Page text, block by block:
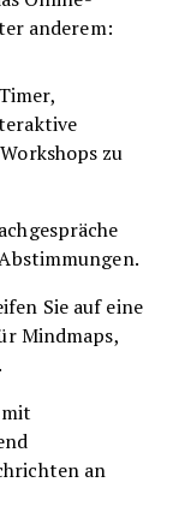
anderem:
zu
Sie auf eine
Mindmaps,
an